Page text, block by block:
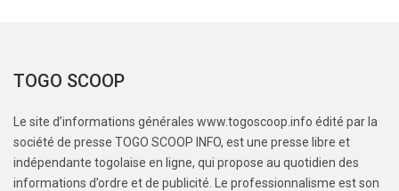
TOGO SCOOP
Le site d’informations générales www.togoscoop.info édité par la
société de presse TOGO SCOOP INFO, est une presse libre et
indépendante togolaise en ligne, qui propose au quotidien des
informations d’ordre et de publicité. Le professionnalisme est son